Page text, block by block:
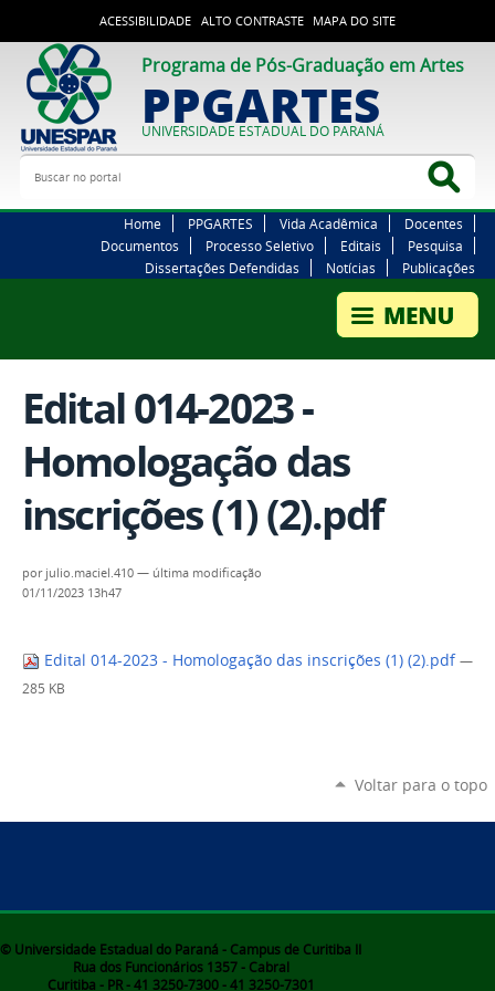
ACESSIBILIDADE ALTO CONTRASTE MAPA DO SITE
Programa de Pós-Graduação em Artes
PPGARTES
UNIVERSIDADE ESTADUAL DO PARANÁ
Buscar no portal
Home PPGARTES Vida Acadêmica
Docentes
Documentos
Processo Seletivo Editais
Pesquisa
Dissertações Defendidas
Notícias Publicações
Edital 014-2023 -
Homologação das
inscrições (1) (2).pdf
por julio.maciel.410 — última modificação
01/11/2023 13h47
Edital 014-2023 - Homologação das inscrições (1) (2).pdf —
285 KB
Voltar para o topo
© Universidade Estadual do Paraná - Campus de Curitiba II
Rua dos Funcionários 1357 - Cabral
Curitiba - PR - 41 3250-7300 - 41 3250-7301